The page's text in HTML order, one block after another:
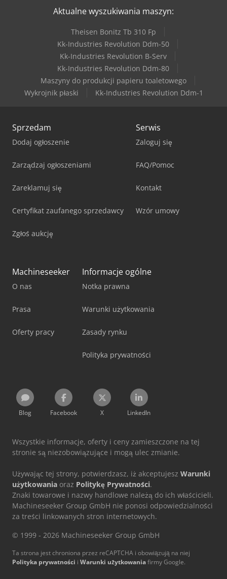
Aktualne wyszukiwania maszyn:
Theisen Bonitz Tb 310 Fp
Kk-Industries Revolution Ddm-50
Kk-Industries Revolution B-Serv
Kk-Industries Revolution Ddm-80
Maszyny do produkcji papieru toaletowego
Wykrojnik płaski
Kk-Industries Revolution Ddm-1
Sprzedam
Dodaj ogłoszenie
Zarządzaj ogłoszeniami
Zareklamuj się
Certyfikat zaufanego sprzedawcy
Zgłoś aukcję
Serwis
Zaloguj się
FAQ/Pomoc
Kontakt
Wzór umowy
Machineseeker
O nas
Prasa
Oferty pracy
Informacje ogólne
Notka prawna
Warunki użytkowania
Zasady rynku
Polityka prywatności
Blog Facebook X LinkedIn
Wszystkie informacje, oferty i ceny zamieszczone na tej
stronie są niezobowiązujące i mogą ulec zmianie.
Używając tej strony, potwierdzasz, iż akceptujesz Warunki
użytkowania oraz Politykę Prywatności.
Znaki towarowe i nazwy handlowe należą do ich właścicieli.
Machineseeker Group GmbH nie ponosi odpowiedzialności
za treści linkowanych stron internetowych.
© 1999 - 2026 Machineseeker Group GmbH
Ta strona jest chroniona przez reCAPTCHA i obowiązują na niej
Polityka prywatności i Warunki użytkowaniafirmy Google.